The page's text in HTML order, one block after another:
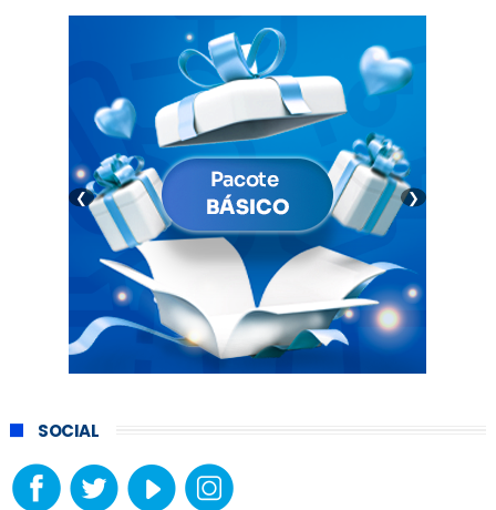
❮ ❯
SOCIAL